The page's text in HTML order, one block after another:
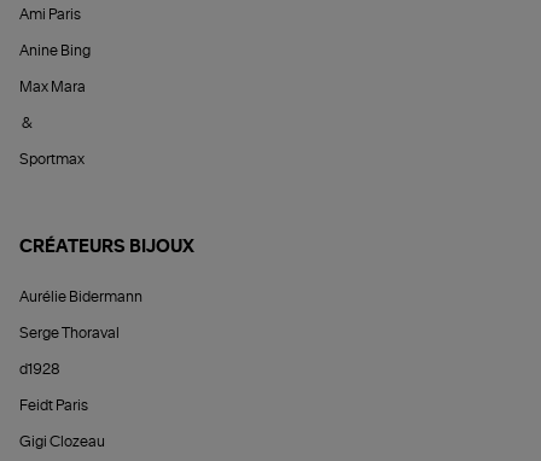
Ami Paris
Anine Bing
Max Mara
&
Sportmax
CRÉATEURS BIJOUX
Aurélie Bidermann
Serge Thoraval
d1928
Feidt Paris
Gigi Clozeau